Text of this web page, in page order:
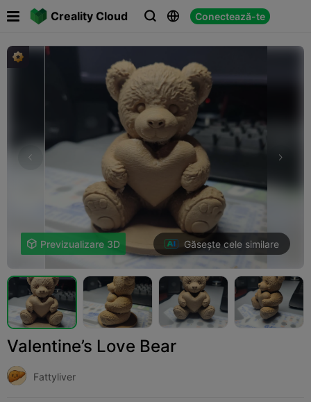
Creality Cloud   Conectează-te
 
 Previzualizare 3D Găsește cele similare
Valentine’s Love Bear
Fattyliver